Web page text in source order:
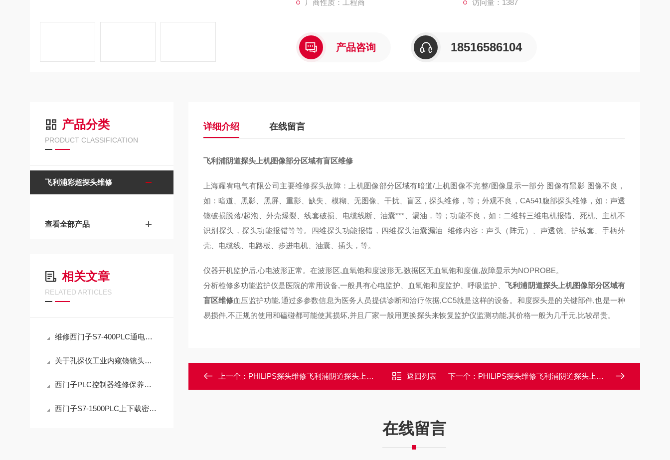
厂商性质：工程商 访问量：1387
产品咨询 18516586104
产品分类
PRODUCT CLASSIFICATION
飞利浦彩超探头维修
查看全部产品
相关文章
RELATED ARTICLES
维修西门子S7-400PLC通电状态灯一直亮（原厂配件修理）
关于孔探仪工业内窥镜镜头不能旋转常见故障维修方法
西门子PLC控制器维修保养的五大要点您都知道吗？
西门子S7-1500PLC上下载密码解密（可远程解密）
详细介绍 在线留言
飞利浦阴道探头上机图像部分区域有盲区维修
上海耀宥电气有限公司主要维修探头故障：上机图像部分区域有暗道/上机图像不完整/图像显示一部分 图像有黑影 图像不良，
如：暗道、黑影、黑屏、重影、缺失、模糊、无图像、干扰、盲区，探头维修，等；外观不良，CA541腹部探头维修，如：声透
镜破损脱落/起泡、外壳爆裂、线套破损、电缆线断、油囊***、漏油，等；功能不良，如：二维转三维电机报错、死机、主机不
识别探头，探头功能报错等等。四维探头功能报错，四维探头油囊漏油 维修内容：声头（阵元）、声透镜、护线套、手柄外
壳、电缆线、电路板、步进电机、油囊、插头，等。
仪器开机监护后,心电波形正常。在波形区,血氧饱和度波形无,数据区无血氧饱和度值,故障显示为NOPROBE。
分析检修多功能监护仪是医院的常用设备,一般具有心电监护、血氧饱和度监护、呼吸监护、飞利浦阴道探头上机图像部分区域有
盲区维修血压监护功能,通过多参数信息为医务人员提供诊断和治疗依据,CC5就是这样的设备。和度探头是的关键部件,也是一种
易损件,不正规的使用和磕碰都可能使其损坏,并且厂家一般用更换探头来恢复监护仪监测功能,其价格一般为几千元,比较昂贵。
上一个： PHILIPS探头维修飞利浦阴道探头上机图像部分区域有重影维修 返回列表 下一个： PHILIPS探头维修飞利浦阴道探头上机图像部分区域有干扰维修
在线留言